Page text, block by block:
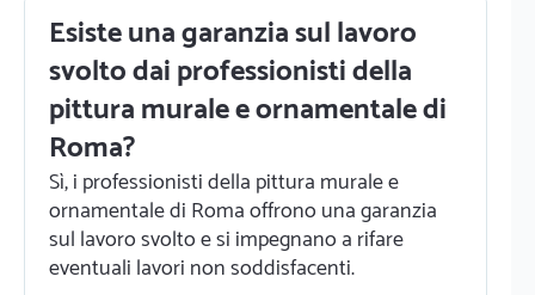
Esiste una garanzia sul lavoro
svolto dai professionisti della
pittura murale e ornamentale di
Roma?
Sì, i professionisti della pittura murale e
ornamentale di Roma offrono una garanzia
sul lavoro svolto e si impegnano a rifare
eventuali lavori non soddisfacenti.